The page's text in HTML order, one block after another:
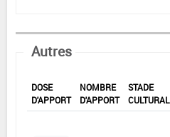
Autres
DOSE
D'APPORT
NOMBRE
D'APPORT
STADE
CULTURAL